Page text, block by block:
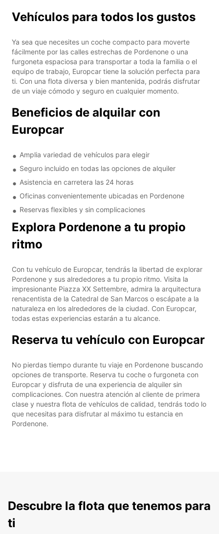
Vehículos para todos los gustos
Ya sea que necesites un coche compacto para moverte
fácilmente por las calles estrechas de Pordenone o una
furgoneta espaciosa para transportar a toda la familia o el
equipo de trabajo, Europcar tiene la solución perfecta para
ti. Con una flota diversa y bien mantenida, podrás disfrutar
de un viaje cómodo y seguro en cualquier momento.
Beneficios de alquilar con
Europcar
Amplia variedad de vehículos para elegir
Seguro incluido en todas las opciones de alquiler
Asistencia en carretera las 24 horas
Oficinas convenientemente ubicadas en Pordenone
Reservas flexibles y sin complicaciones
Explora Pordenone a tu propio
ritmo
Con tu vehículo de Europcar, tendrás la libertad de explorar
Pordenone y sus alrededores a tu propio ritmo. Visita la
impresionante Piazza XX Settembre, admira la arquitectura
renacentista de la Catedral de San Marcos o escápate a la
naturaleza en los alrededores de la ciudad. Con Europcar,
todas estas experiencias estarán a tu alcance.
Reserva tu vehículo con Europcar
No pierdas tiempo durante tu viaje en Pordenone buscando
opciones de transporte. Reserva tu coche o furgoneta con
Europcar y disfruta de una experiencia de alquiler sin
complicaciones. Con nuestra atención al cliente de primera
clase y nuestra flota de vehículos de calidad, tendrás todo lo
que necesitas para disfrutar al máximo tu estancia en
Pordenone.
Descubre la flota que tenemos para
ti